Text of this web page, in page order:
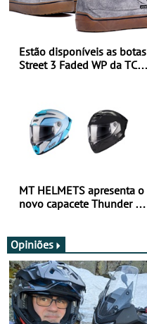
Estão disponíveis as botas
Street 3 Faded WP da TCX
MT HELMETS apresenta o
novo capacete Thunder 4 R
Opiniões